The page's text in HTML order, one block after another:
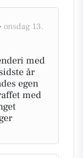
onsdag 13.
med
år
egen
med